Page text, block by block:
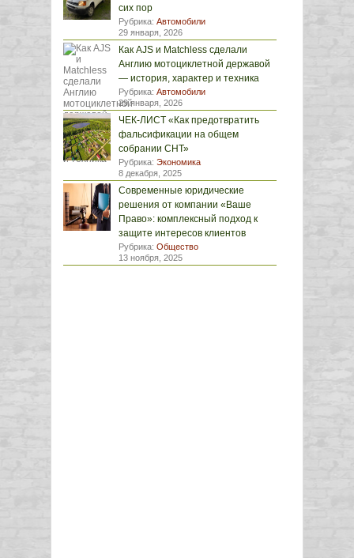
сих пор
Рубрика: Автомобили
29 января, 2026
Как AJS и Matchless сделали
Англию мотоциклетной державой
— история, характер и техника
Рубрика: Автомобили
29 января, 2026
ЧЕК-ЛИСТ «Как предотвратить
фальсификации на общем
собрании СНТ»
Рубрика: Экономика
8 декабря, 2025
Современные юридические
решения от компании «Ваше
Право»: комплексный подход к
защите интересов клиентов
Рубрика: Общество
13 ноября, 2025